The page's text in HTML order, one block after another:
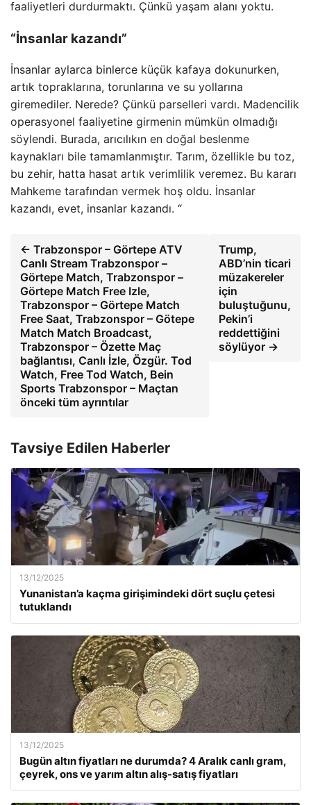
faaliyetleri durdurmaktı. Çünkü yaşam alanı yoktu.
“İnsanlar kazandı”
İnsanlar aylarca binlerce küçük kafaya dokunurken,
artık topraklarına, torunlarına ve su yollarına
giremediler. Nerede? Çünkü parselleri vardı. Madencilik
operasyonel faaliyetine girmenin mümkün olmadığı
söylendi. Burada, arıcılıkın en doğal beslenme
kaynakları bile tamamlanmıştır. Tarım, özellikle bu toz,
bu zehir, hatta hasat artık verimlilik veremez. Bu kararı
Mahkeme tarafından vermek hoş oldu. İnsanlar
kazandı, evet, insanlar kazandı. “
← Trabzonspor – Görtepe ATV
Canlı Stream Trabzonspor –
Görtepe Match, Trabzonspor –
Görtepe Match Free Izle,
Trabzonspor – Görtepe Match
Free Saat, Trabzonspor – Götepe
Match Match Broadcast,
Trabzonspor – Özette Maç
bağlantısı, Canlı İzle, Özgür. Tod
Watch, Free Tod Watch, Bein
Sports Trabzonspor – Maçtan
önceki tüm ayrıntılar
Trump,
ABD’nin ticari
müzakereler
için
buluştuğunu,
Pekin’i
reddettiğini
söylüyor →
Tavsiye Edilen Haberler
13/12/2025
Yunanistan’a kaçma girişimindeki dört suçlu çetesi
tutuklandı
13/12/2025
Bugün altın fiyatları ne durumda? 4 Aralık canlı gram,
çeyrek, ons ve yarım altın alış-satış fiyatları